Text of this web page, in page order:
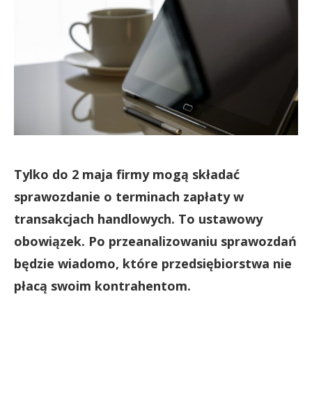
Tylko do 2 maja firmy mogą składać
sprawozdanie o terminach zapłaty w
transakcjach handlowych. To ustawowy
obowiązek. Po przeanalizowaniu sprawozdań
będzie wiadomo, które przedsiębiorstwa nie
płacą swoim kontrahentom.